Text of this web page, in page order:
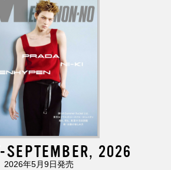
SEPTEMBER, 2026
2026年5月9日発売